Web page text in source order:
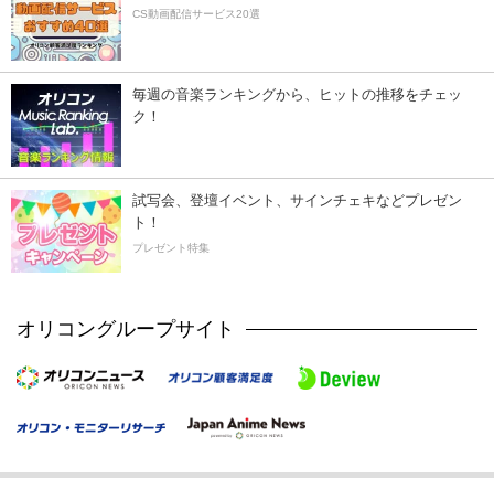
CS動画配信サービス20選
毎週の音楽ランキングから、ヒットの推移をチェッ
ク！
試写会、登壇イベント、サインチェキなどプレゼン
ト！
プレゼント特集
オリコングループサイト